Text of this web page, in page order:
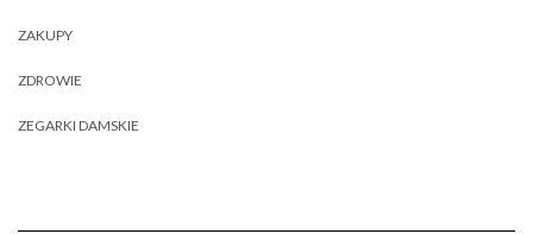
ZAKUPY
ZDROWIE
ZEGARKI DAMSKIE